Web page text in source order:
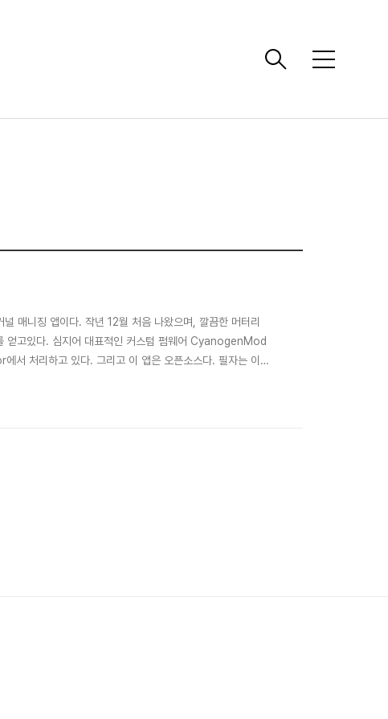
메
니징 앱이다. 작년 12월 처음 나왔으며, 깔끔한 머터리
얻고있다. 심지어 대표적인 커스텀 펌웨어 CyanogenMod
처리하고 있다. 그리고 이 앱은 오픈소스다. 필자는 이